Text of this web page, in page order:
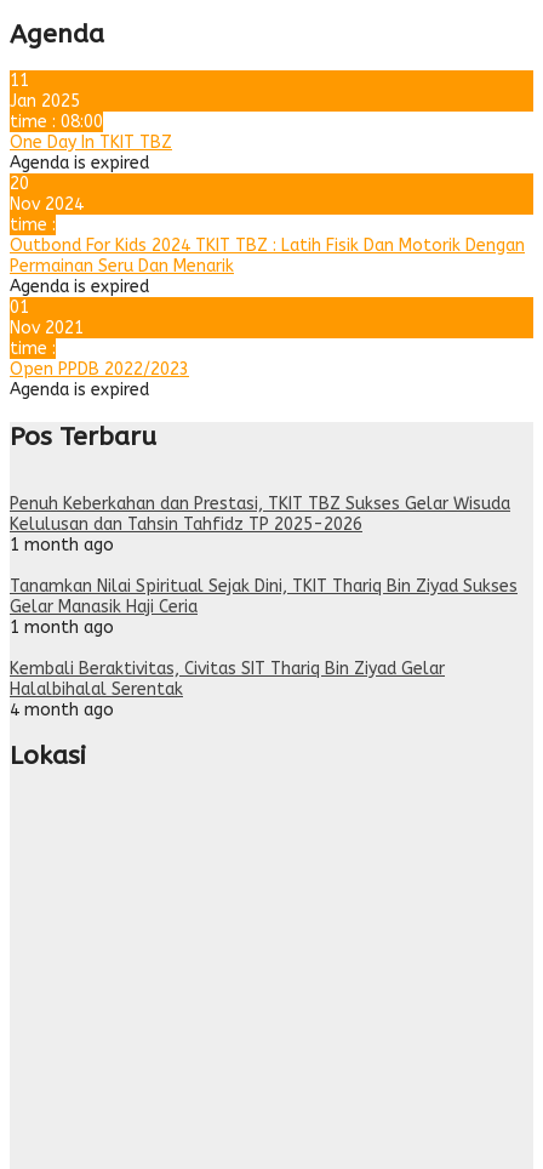
Agenda
11
Jan 2025
time : 08:00
One Day In TKIT TBZ
Agenda is expired
20
Nov 2024
time :
Outbond For Kids 2024 TKIT TBZ : Latih Fisik Dan Motorik Dengan
Permainan Seru Dan Menarik
Agenda is expired
01
Nov 2021
time :
Open PPDB 2022/2023
Agenda is expired
Pos Terbaru
Penuh Keberkahan dan Prestasi, TKIT TBZ Sukses Gelar Wisuda
Kelulusan dan Tahsin Tahfidz TP 2025-2026
1 month ago
Tanamkan Nilai Spiritual Sejak Dini, TKIT Thariq Bin Ziyad Sukses
Gelar Manasik Haji Ceria
1 month ago
Kembali Beraktivitas, Civitas SIT Thariq Bin Ziyad Gelar
Halalbihalal Serentak
4 month ago
Lokasi